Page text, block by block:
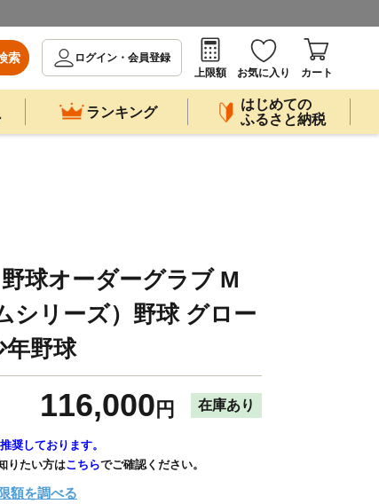
索
ログイン・会員登録
上限額
お気に入り カート
ランキング
はじめての
ふるさと納税
球オーダーグラブ M
シリーズ）野球 グロー
年野球
116,000 円 在庫あり
奨しております。
りたい方はこちらでご確認ください。
限額を調べる